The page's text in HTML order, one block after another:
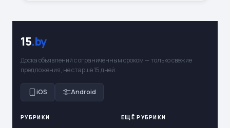
15.by
Доска объявлений с ограниченным сроком — только свежие
предложения, не старше 15 дней.
iOS Android
РУБРИКИ ЕЩЁ РУБРИКИ